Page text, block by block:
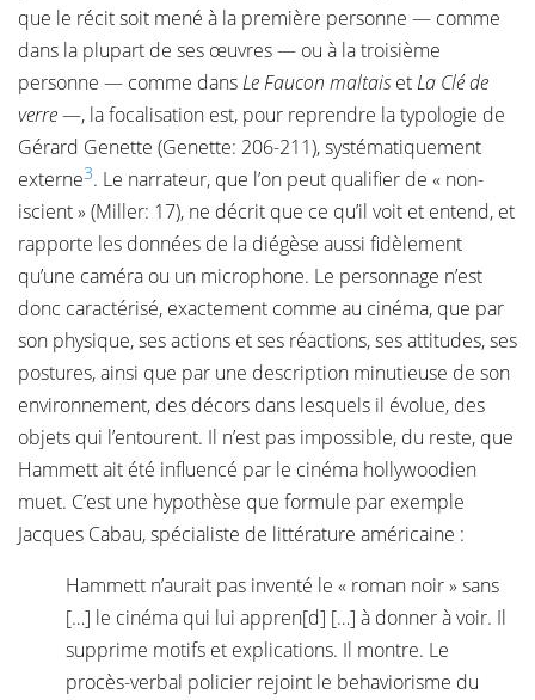
que le récit soit mené à la première personne — comme
dans la plupart de ses œuvres — ou à la troisième
personne — comme dansLe Faucon maltaisetLa Clé de
verre—, la focalisation est, pour reprendre la typologie de
Gérard Genette (Genette: 206-211), systématiquement
externe3. Le narrateur, que l’on peut qualifier de « non-
iscient » (Miller: 17), ne décrit que ce qu’il voit et entend, et
rapporte les données de la diégèse aussi fidèlement
qu’une caméra ou un microphone. Le personnage n’est
donc caractérisé, exactement comme au cinéma, que par
son physique, ses actions et ses réactions, ses attitudes, ses
postures, ainsi que par une description minutieuse de son
environnement, des décors dans lesquels il évolue, des
objets qui l’entourent. Il n’est pas impossible, du reste, que
Hammett ait été influencé par le cinéma hollywoodien
muet. C’est une hypothèse que formule par exemple
Jacques Cabau, spécialiste de littérature américaine :
Hammett n’aurait pas inventé le « roman noir » sans
[…] le cinéma qui lui appren[d] […] à donner à voir. Il
supprime motifs et explications. Il montre. Le
procès-verbal policier rejoint le behaviorisme du